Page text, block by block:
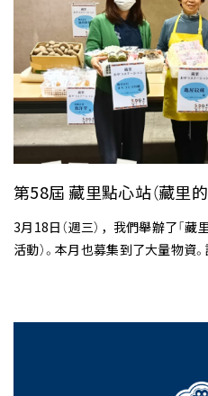
第58屆 藏里點心站（藏里的
3月18日（週三），我們舉辦了「藏
活動）。本月也募集到了大量物資